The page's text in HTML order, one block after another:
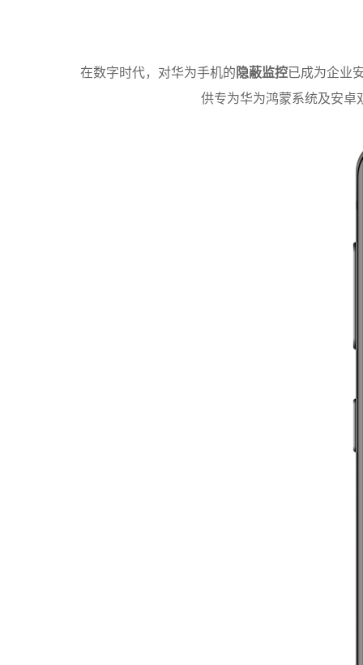
在数字时代，对华为手机的 隐蔽监控已成为企业
供专为华为鸿蒙系统及安卓